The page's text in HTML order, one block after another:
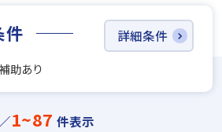
件
助あり
詳細条件
1~87 件表示